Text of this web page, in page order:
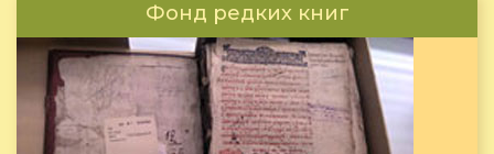
Фонд редких книг